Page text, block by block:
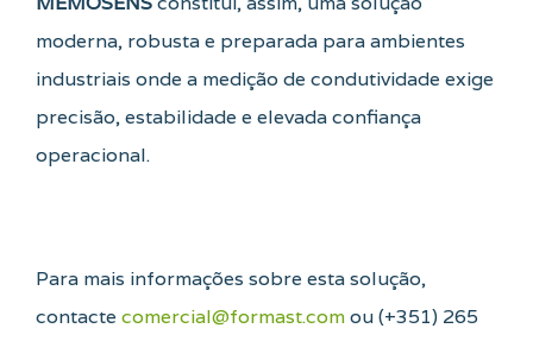
moderna, robusta e preparada para ambientes
industriais onde a medição de condutividade exige
precisão, estabilidade e elevada confiança
operacional.
Para mais informações sobre esta solução,
contacte comercial@formast.comou (+351) 265